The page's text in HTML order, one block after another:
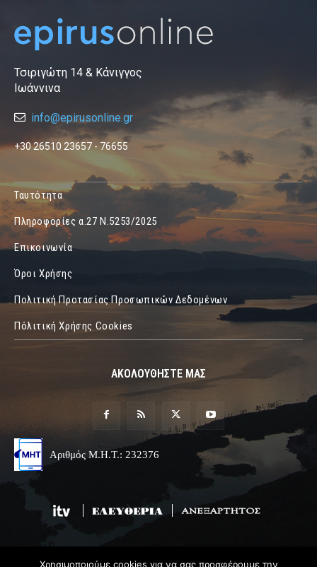
Τσιριγώτη 14 & Κάνιγγος
Ιωάννινα
info@epirusonline.gr
+30 26510 23657 - 76655
Ταυτότητα
Πληροφορίες α.27 Ν.5253/2025
Επικοινωνία
Όροι Χρήσης
Πολιτική Προτασίας Προσωπικών Δεδομένων
Πόλιτική Χρήσης Cookies
ΑΚΟΛΟΥΘΗΣΤΕ ΜΑΣ
Αριθμός Μ.Η.Τ.: 232376
Χρησιμοποιούμε cookies για να σας προσφέρουμε την